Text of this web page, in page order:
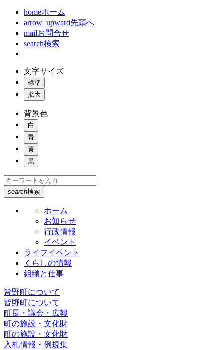
homeホーム
arrow_upward先頭へ
mailお問合せ
search検索
文字サイズ
標準
拡大
背景色
白
青
黄
黒
search検索
ホーム
お知らせ
行政情報
イベント
ライフイベント
くらしの情報
組織と仕事
皆野町について
皆野町について
町長・議会・広報
町の施設・文化財
町の施設・文化財
入札情報・例規集